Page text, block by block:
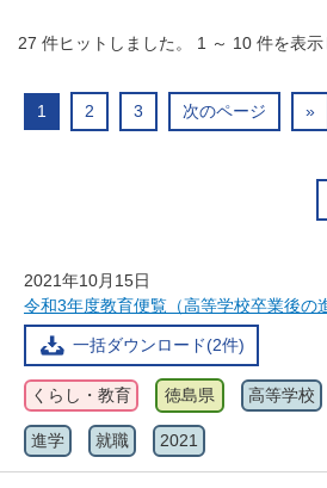
27 件ヒットしました。 1 ～ 10 件を表示
1 2 3 次のページ »
2021年10月15日
令和3年度教育便覧（高等学校卒業後の
一括ダウンロード(2件)
くらし・教育 徳島県 高等学校
進学 就職 2021